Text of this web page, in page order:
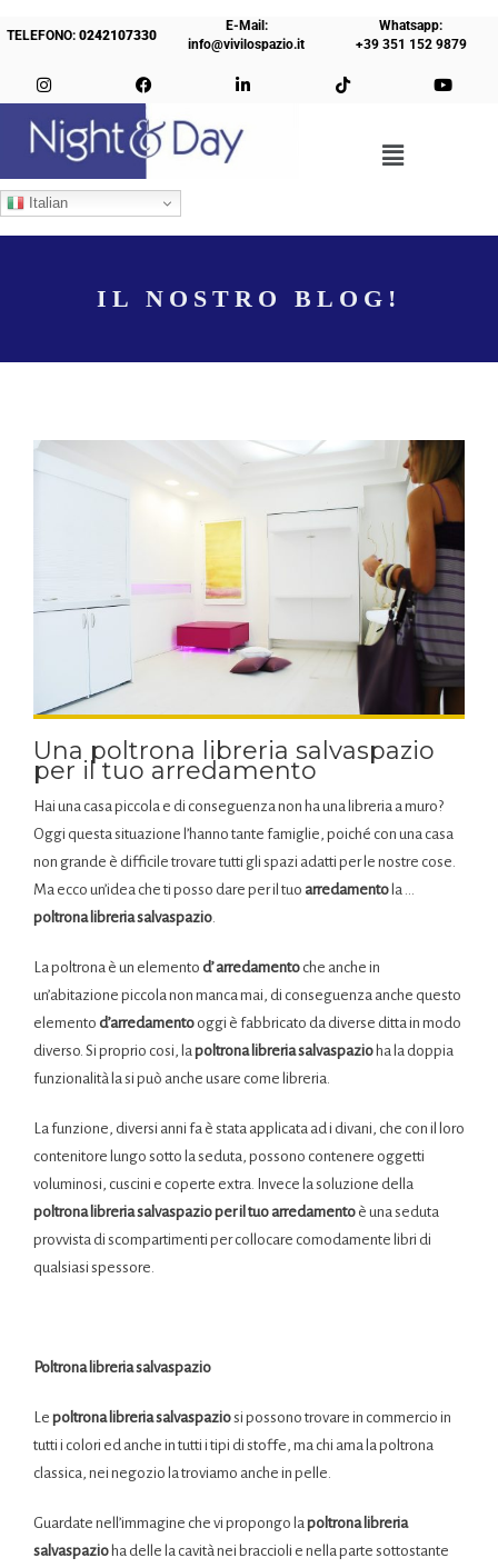
TELEFONO:0242107330
E-Mail:
info@vivilospazio.it
Whatsapp:
+39 351 152 9879
Italian
IL NOSTRO BLOG!
Una poltrona libreria salvaspazio
per il tuo arredamento
Hai una casa piccola e di conseguenza non ha una libreria a muro?
Oggi questa situazione l’hanno tante famiglie, poiché con una casa
non grande è difficile trovare tutti gli spazi adatti per le nostre cose.
Ma ecco un’idea che ti posso dare per il tuo arredamento la …
poltrona libreria salvaspazio
La poltrona è un elemento d’ arredamento che anche in
un’abitazione piccola non manca mai, di conseguenza anche questo
elemento d’arredamento oggi è fabbricato da diverse ditta in modo
diverso. Si proprio cosi, la poltrona libreria salvaspazio ha la doppia
funzionalità la si può anche usare come libreria.
La funzione, diversi anni fa è stata applicata ad i divani, che con il loro
contenitore lungo sotto la seduta, possono contenere oggetti
voluminosi, cuscini e coperte extra. Invece la soluzione della
poltrona libreria salvaspazio per il tuo arredamento è una seduta
provvista di scompartimenti per collocare comodamente libri di
qualsiasi spessore.
Poltrona libreria salvaspazio
Le poltrona libreria salvaspaziosi possono trovare in commercio in
tutti i colori ed anche in tutti i tipi di stoffe, ma chi ama la poltrona
classica, nei negozio la troviamo anche in pelle.
Guardate nell’immagine che vi propongo la poltrona libreria
salvaspazio ha delle la cavità nei braccioli e nella parte sottostante